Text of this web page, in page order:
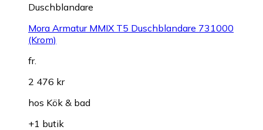
Duschblandare
Mora Armatur MMIX T5 Duschblandare 731000
(Krom)
fr.
2 476 kr
hos Kök & bad
+1 butik